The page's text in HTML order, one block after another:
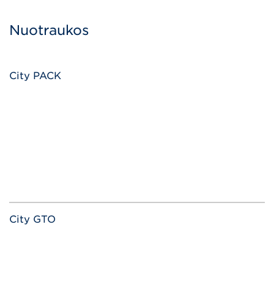
Nuotraukos
City PACK
City GTO